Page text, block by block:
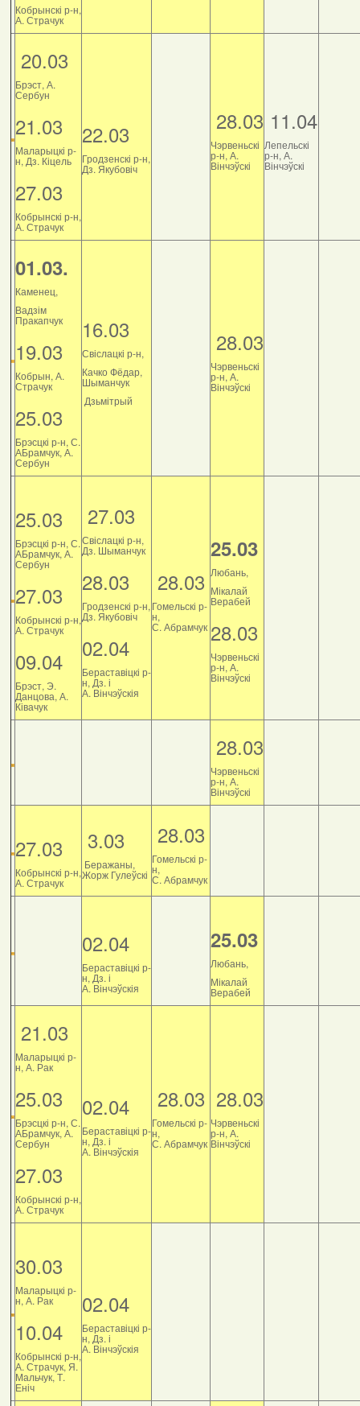
Кобрынскі р-н,
А. Страчук
20.03
Брэст, А.
Сербун
21.03
Маларыцкі р-
н, Дз. Кіцель
27.03
Кобрынскі р-н,
А. Страчук
22.03
Гродзенскі р-н,
Дз. Якубовіч
28.03
Чэрвеньскі
р-н, А.
Вінчэўскі
11.04
Лепельскі
р-н, А.
Вінчэўскі
01.03.
Каменец,
Вадзім
Пракапчук
19.03
Кобрын, А.
Страчук
25.03
Брэсцкі р-н, С.
АБрамчук, А.
Сербун
16.03
Свіслацкі р-н,
Качко Фёдар,
Шыманчук
Дзьмітрый
28.03
Чэрвеньскі
р-н, А.
Вінчэўскі
25.03
Брэсцкі р-н, С.
АБрамчук, А.
Сербун
27.03
Кобрынскі р-н,
А. Страчук
09.04
Брэст, Э.
Данцова, А.
Ківачук
27.03
Свіслацкі р-н,
Дз. Шыманчук
28.03
Гродзенскі р-н,
Дз. Якубовіч
02.04
Бераставіцкі р-
н, Дз. і
А. Вінчэўскія
28.03
Гомельскі р-
н,
С. Абрамчук
25.03
Любань,
Мікалай
Верабей
28.03
Чэрвеньскі
р-н, А.
Вінчэўскі
28.03
Чэрвеньскі
р-н, А.
Вінчэўскі
27.03
Кобрынскі р-н,
А. Страчук
3.03
Беражаны,
Жорж Гулеўскі
28.03
Гомельскі р-
н,
С. Абрамчук
02.04
Бераставіцкі р-
н, Дз. і
А. Вінчэўскія
25.03
Любань,
Мікалай
Верабей
21.03
Маларыцкі р-
н, А. Рак
25.03
Брэсцкі р-н, С.
АБрамчук, А.
Сербун
27.03
Кобрынскі р-н,
А. Страчук
02.04
Бераставіцкі р-
н, Дз. і
А. Вінчэўскія
28.03
Гомельскі р-
н,
С. Абрамчук
28.03
Чэрвеньскі
р-н, А.
Вінчэўскі
30.03
Маларыцкі р-
н, А. Рак
10.04
Кобрынскі р-н,
А. Страчук, Я.
Мальчук, Т.
Еніч
02.04
Бераставіцкі р-
н, Дз. і
А. Вінчэўскія